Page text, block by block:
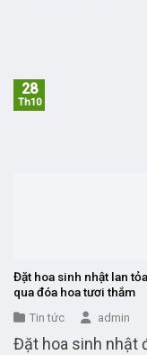
Đặt hoa sinh nhật lan
qua đóa hoa tươi thắm
Tin tức admin
Đặt hoa sinh nhật
28
Th10